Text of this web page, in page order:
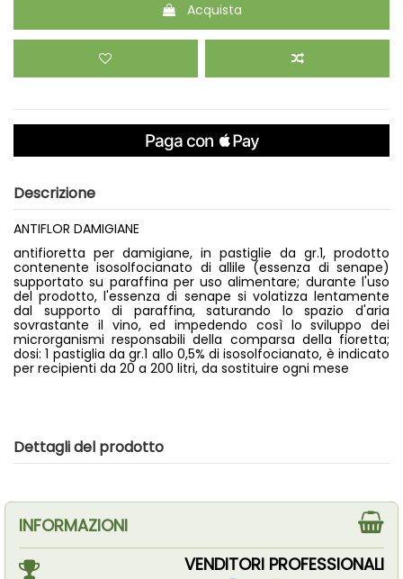
Acquista
Descrizione
ANTIFLOR DAMIGIANE
antifioretta per damigiane, in pastiglie da gr.1, prodotto
contenente isosolfocianato di allile (essenza di senape)
supportato su paraffina per uso alimentare; durante l'uso
del prodotto, l'essenza di senape si volatizza lentamente
dal supporto di paraffina, saturando lo spazio d'aria
sovrastante il vino, ed impedendo così lo sviluppo dei
microrganismi responsabili della comparsa della fioretta;
dosi: 1 pastiglia da gr.1 allo 0,5% di isosolfocianato, è indicato
per recipienti da 20 a 200 litri, da sostituire ogni mese
Dettagli del prodotto
INFORMAZIONI
VENDITORI PROFESSIONALI